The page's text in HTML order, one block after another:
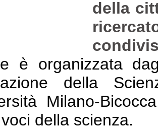
della
è organizzata
della
Milano-
della scienza.